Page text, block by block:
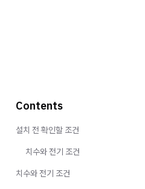
Contents
설치 전 확인할 조건
치수와 전기 조건
치수와 전기 조건